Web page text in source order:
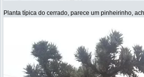
Planta típica do cerrado, parece um pinheirinho,